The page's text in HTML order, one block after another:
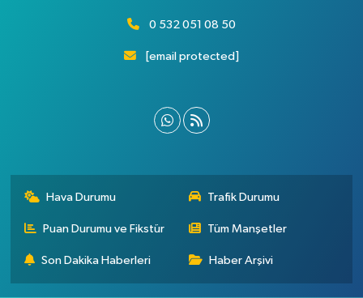
0 532 051 08 50
[email protected]
Hava Durumu Trafik Durumu
Puan Durumu ve Fikstür Tüm Manşetler
Son Dakika Haberleri Haber Arşivi